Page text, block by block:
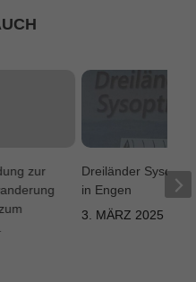
zur
Dreiländer Sysop-
in Engen
3. MÄRZ 2025